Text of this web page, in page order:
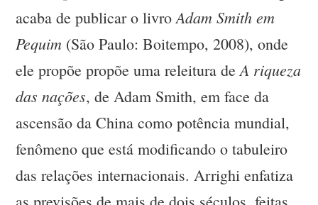
acaba de publicar o livroAdam Smith em
Pequim (São Paulo: Boitempo, 2008), onde
ele propõe propõe uma releitura deA riqueza
das nações, de Adam Smith, em face da
ascensão da China como potência mundial,
fenômeno que está modificando o tabuleiro
das relações internacionais. Arrighi enfatiza